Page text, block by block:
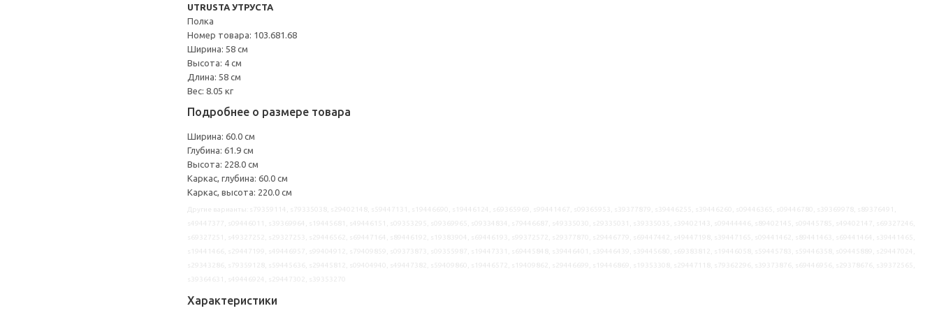
UTRUSTA УТРУСТА
Полка
Номер товара: 103.681.68
Ширина: 58 см
Высота: 4 см
Длина: 58 см
Вес: 8.05 кг
Подробнее о размере товара
Ширина: 60.0 см
Глубина: 61.9 см
Высота: 228.0 см
Каркас, глубина: 60.0 см
Каркас, высота: 220.0 см
Характеристики